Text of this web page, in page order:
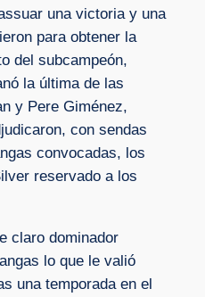
una victoria y una
para obtener la
del subcampeón,
la última de las
y Pere Giménez,
con sendas
convocadas, los
reservado a los
claro dominador
lo que le valió
una temporada en el